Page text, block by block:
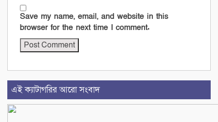
Save my name, email, and website in this
browser for the next time I comment.
এই ক্যাটাগরির আরো সংবাদ